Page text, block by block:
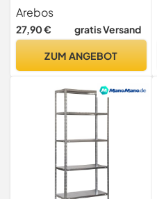
Tragkraft | 5 MDF-Platten |
Einfache Montage durch
Stecksystem Regal
Steckregal Werkstattregal
Arebos
27,90 € gratis Versand
ZUM ANGEBOT